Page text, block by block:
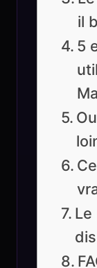
il
5